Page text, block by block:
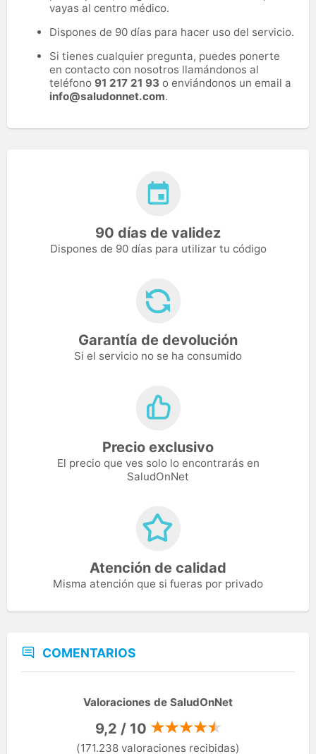
vayas al centro médico.
Dispones de 90 días para hacer uso del servicio.
Si tienes cualquier pregunta, puedes ponerte
en contacto con nosotros llamándonos al
teléfono 91 217 21 93 o enviándonos un email a
info@saludonnet.com.
90 días de validez
Dispones de 90 días para utilizar tu código
Garantía de devolución
Si el servicio no se ha consumido
Precio exclusivo
El precio que ves solo lo encontrarás en
SaludOnNet
Atención de calidad
Misma atención que si fueras por privado
COMENTARIOS
Valoraciones de SaludOnNet
9,2 / 10
(171.238 valoraciones recibidas)